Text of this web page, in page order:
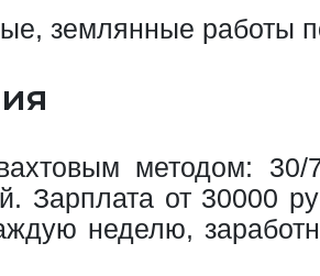
землянные работы
методом:
Зарплата от 30000
неделю,